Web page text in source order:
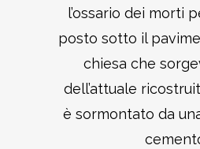
l’ossario dei morti
posto sotto il
chiesa che
dell’attuale
è sormontato da